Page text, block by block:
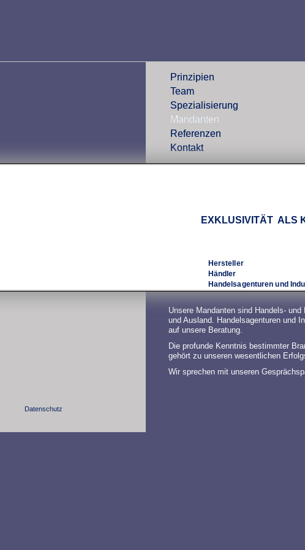
Prinzipien
Team
Spezialisierung
Mandanten
Referenzen
Kontakt
EXKLUSIVITÄT  ALS
Hersteller
Händler
Handelsagenturen und
Unsere Mandanten sind Handels-
und Ausland. Handelsagenturen und
auf unsere Beratung.
Die profunde Kenntnis bestimmter
gehört zu unseren wesentlichen
Wir sprechen mit unseren
Datenschutz